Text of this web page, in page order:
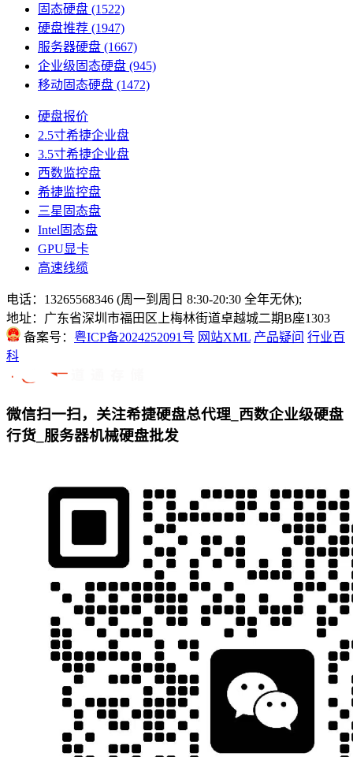
固态硬盘 (1522)
硬盘推荐 (1947)
服务器硬盘 (1667)
企业级固态硬盘 (945)
移动固态硬盘 (1472)
硬盘报价
2.5寸希捷企业盘
3.5寸希捷企业盘
西数监控盘
希捷监控盘
三星固态盘
Intel固态盘
GPU显卡
高速线缆
电话：13265568346 (周一到周日 8:30-20:30 全年无休);
地址：广东省深圳市福田区上梅林街道卓越城二期B座1303
备案号： 粤ICP备2024252091号 网站XML 产品疑问 行业百
科
微信扫一扫，关注希捷硬盘总代理_西数企业级硬盘
行货_服务器机械硬盘批发